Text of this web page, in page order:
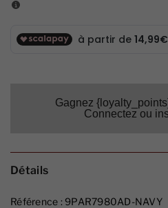
Gagnez
Connectez ou
Détails
Référence : 9PAR7980AD-NAVY